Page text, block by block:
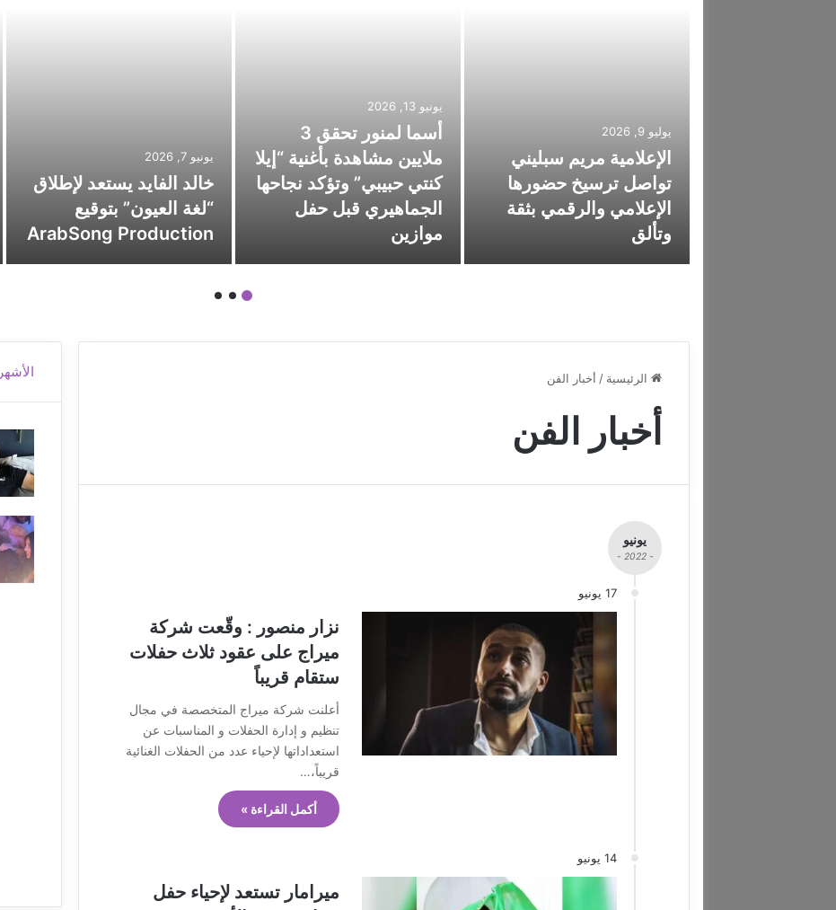
يوليو 9, 2026
الإعلامية مريم سبليني
تواصل ترسيخ حضورها
الإعلامي والرقمي بثقة
وتألق
يونيو 13, 2026
أسما لمنور تحقق 3
ملايين مشاهدة بأغنية “إيلا
كنتي حبيبي” وتؤكد نجاحها
الجماهيري قبل حفل
موازين
يونيو 7, 2026
خالد الفايد يستعد لإطلاق
“لغة العيون” بتوقيع
ArabSong Production
الرئيسية / أخبار الفن
أخبار الفن
يونيو
- 2022 -
17 يونيو
نزار منصور : وقّعت شركة
ميراج على عقود ثلاث حفلات
ستقام قريباً
أعلنت شركة ميراج المتخصصة في مجال
تنظيم و إدارة الحفلات و المناسبات عن
استعداداتها لإحياء عدد من الحفلات الغنائية
قريباً،…
أكمل القراءة »
14 يونيو
ميرامار تستعد لإحياء حفل
الأشهر